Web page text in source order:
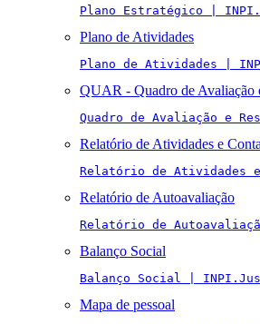
Plano Estratégico |
Plano de Atividades
Plano de Atividades |
QUAR - Quadro de Avaliação
Quadro de Avaliação e
Relatório de Atividades e
Relatório de Atividades
Relatório de Autoavaliação
Relatório de
Balanço Social
Balanço Social |
Mapa de pessoal